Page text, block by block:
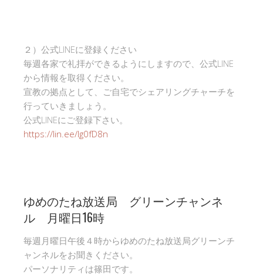
２）公式LINEに登録ください
毎週各家で礼拝ができるようにしますので、公式LINE
から情報を取得ください。
宣教の拠点として、ご自宅でシェアリングチャーチを
行っていきましょう。
公式LINEにご登録下さい。
https://lin.ee/Ig0fD8n
ゆめのたね放送局 グリーンチャンネ
ル 月曜日16時
毎週月曜日午後４時からゆめのたね放送局グリーンチ
ャンネルをお聞きください。
パーソナリティは篠田です。